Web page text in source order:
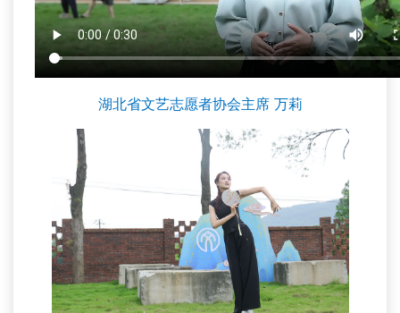
湖北省文艺志愿者协会主席 万莉